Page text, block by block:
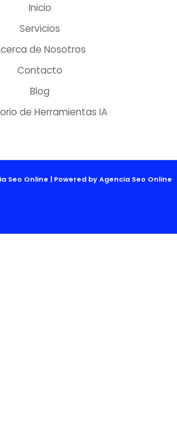
Inicio
Servicios
de Nosotros
Contacto
Blog
de Herramientas IA
Seo Online | Powered by Agencia Seo Online